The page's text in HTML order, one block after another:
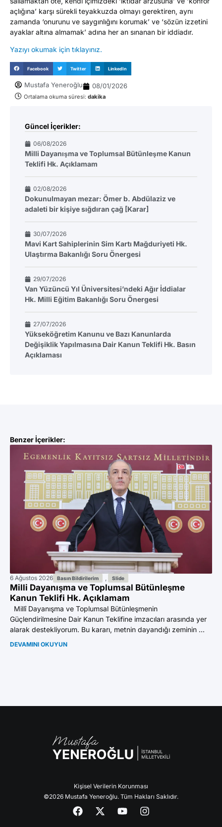
açlığına’ karşı sürekli teyakkuzda olmayı gerektiren, aynı
zamanda ‘onurunu ve saygınlığını korumak’ ve ‘sözün izzetini
ayaklar altına almamak’ adına her an sınanan bir iddiadır.
Yazıyı okumak için tıklayınız.
Facebook Twitter LinkedIn
Mustafa Yeneroğlu 08/01/2026
Ortalama okuma süresi: dakika
Güncel İçerikler:
06/08/2026
Milli Dayanışma ve Toplumsal Bütünleşme Kanun
Teklifi Hk. Açıklamam
02/08/2026
Dokunulmayan mezar: Ömer b. Abdülaziz ve
adaleti bir kişiye sığdıran çağ [Karar]
30/07/2026
Mavi Kart Sahiplerinin Sim Kartı Mağduriyeti Hk.
Ulaştırma Bakanlığı Soru Önergesi
29/07/2026
Van Yüzüncü Yıl Üniversitesi’ndeki Ağır İddialar
Hk. Milli Eğitim Bakanlığı Soru Önergesi
27/07/2026
Yükseköğretim Kanunu ve Bazı Kanunlarda
Değişiklik Yapılmasına Dair Kanun Teklifi Hk. Basın
Açıklaması
Benzer İçerikler:
6 Ağustos 2026 Basın Bildirilerim , Slide
Milli Dayanışma ve Toplumsal Bütünleşme
Kanun Teklifi Hk. Açıklamam
Millî Dayanışma ve Toplumsal Bütünleşmenin
Güçlendirilmesine Dair Kanun Teklifine imzacıları arasında yer
alarak destekliyorum. Bu kararı, metnin dayandığı zeminin ...
DEVAMINI OKUYUN
Kişisel Verilerin Korunması
©2026 Mustafa Yeneroğlu. Tüm Hakları Saklıdır.